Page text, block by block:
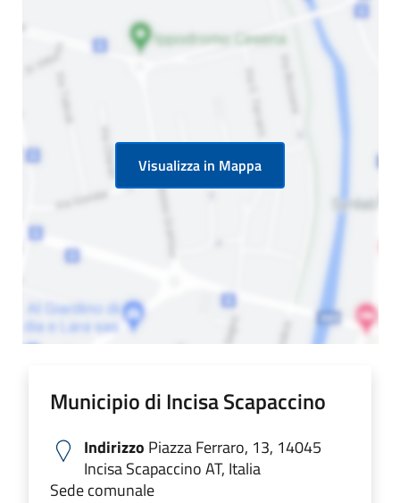
Visualizza in Mappa
Municipio di Incisa Scapaccino
Indirizzo Piazza Ferraro, 13, 14045
Incisa Scapaccino AT, Italia
Sede comunale